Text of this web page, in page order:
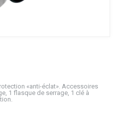
«anti-éclat». Accessoires
1 flasque de serrage, 1 clé à